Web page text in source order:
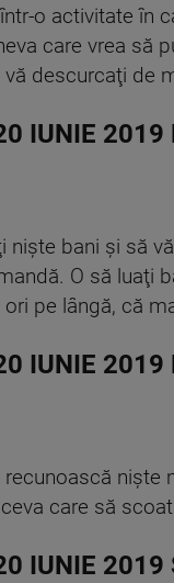
o activitate în
care vrea să
descurcaţi de
IUNIE 2019
nişte bani şi să
O să luaţi
pe lângă, că
IUNIE 2019
nişte
care să
IUNIE 2019